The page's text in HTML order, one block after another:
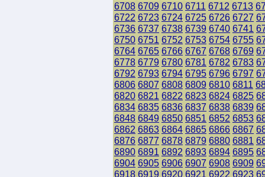
6708 6709 6710 6711 6712 6713
6722 6723 6724 6725 6726 6727
6736 6737 6738 6739 6740 6741
6750 6751 6752 6753 6754 6755
6764 6765 6766 6767 6768 6769
6778 6779 6780 6781 6782 6783
6792 6793 6794 6795 6796 6797
6806 6807 6808 6809 6810 6811
6820 6821 6822 6823 6824 6825
6834 6835 6836 6837 6838 6839
6848 6849 6850 6851 6852 6853
6862 6863 6864 6865 6866 6867
6876 6877 6878 6879 6880 6881
6890 6891 6892 6893 6894 6895
6904 6905 6906 6907 6908 6909
6918 6919 6920 6921 6922 6923